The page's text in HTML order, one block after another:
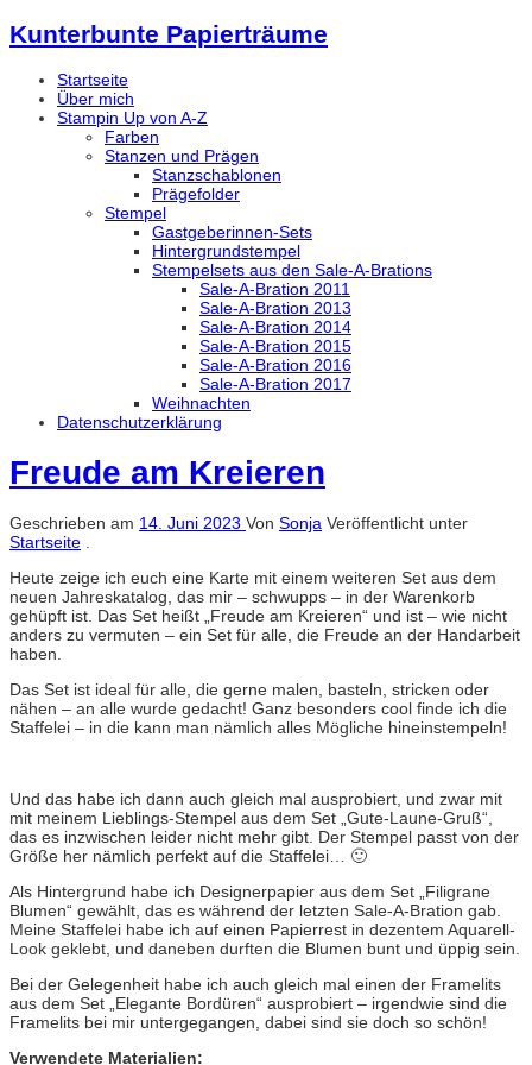
Kunterbunte Papierträume
Startseite
Über mich
Stampin Up von A-Z
Farben
Stanzen und Prägen
Stanzschablonen
Prägefolder
Stempel
Gastgeberinnen-Sets
Hintergrundstempel
Stempelsets aus den Sale-A-Brations
Sale-A-Bration 2011
Sale-A-Bration 2013
Sale-A-Bration 2014
Sale-A-Bration 2015
Sale-A-Bration 2016
Sale-A-Bration 2017
Weihnachten
Datenschutzerklärung
Freude am Kreieren
Geschrieben am 14. Juni 2023 Von Sonja Veröffentlicht unter
Startseite .
Heute zeige ich euch eine Karte mit einem weiteren Set aus dem
neuen Jahreskatalog, das mir – schwupps – in der Warenkorb
gehüpft ist. Das Set heißt „Freude am Kreieren“ und ist – wie nicht
anders zu vermuten – ein Set für alle, die Freude an der Handarbeit
haben.
Das Set ist ideal für alle, die gerne malen, basteln, stricken oder
nähen – an alle wurde gedacht! Ganz besonders cool finde ich die
Staffelei – in die kann man nämlich alles Mögliche hineinstempeln!
Und das habe ich dann auch gleich mal ausprobiert, und zwar mit
mit meinem Lieblings-Stempel aus dem Set „Gute-Laune-Gruß“,
das es inzwischen leider nicht mehr gibt. Der Stempel passt von der
Größe her nämlich perfekt auf die Staffelei… 🙂
Als Hintergrund habe ich Designerpapier aus dem Set „Filigrane
Blumen“ gewählt, das es während der letzten Sale-A-Bration gab.
Meine Staffelei habe ich auf einen Papierrest in dezentem Aquarell-
Look geklebt, und daneben durften die Blumen bunt und üppig sein.
Bei der Gelegenheit habe ich auch gleich mal einen der Framelits
aus dem Set „Elegante Bordüren“ ausprobiert – irgendwie sind die
Framelits bei mir untergegangen, dabei sind sie doch so schön!
Verwendete Materialien: